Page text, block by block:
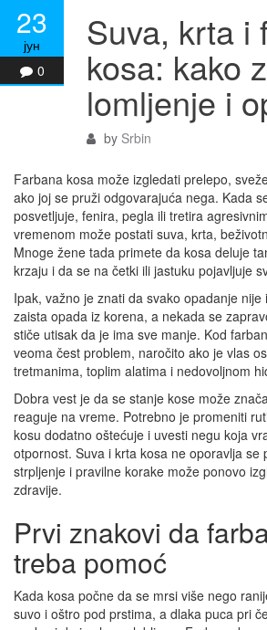
23
јун
0
Suva, krta i
kosa: kako
lomljenje i
by Srbin
Farbana kosa može izgledati prelepo,
ako joj se pruži odgovarajuća nega. Kada
posvetljuje, fenira, pegla ili tretira
vremenom može postati suva, krta,
Mnoge žene tada primete da kosa deluje
krzaju i da se na četki ili jastuku pojavljuje
Ipak, važno je znati da svako opadanje nije
zaista opada iz korena, a nekada se
stiče utisak da je ima sve manje. Kod
veoma čest problem, naročito ako je vlas
tretmanima, toplim alatima i nedovoljnom
Dobra vest je da se stanje kose može
reaguje na vreme. Potrebno je promeniti
kosu dodatno oštećuje i uvesti negu koja
otpornost. Suva i krta kosa ne oporavlja se
strpljenje i pravilne korake može ponovo
zdravije.
Prvi znakovi da
treba pomoć
Kada kosa počne da se mrsi više nego
suvo i oštro pod prstima, a dlaka puca pri